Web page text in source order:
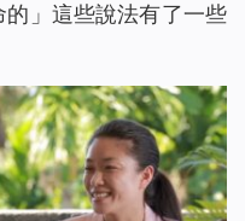
」這些說法有了一些